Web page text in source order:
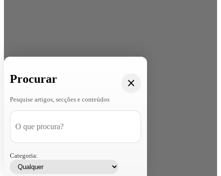
Procurar
Pesquise artigos, secções e conteúdos
Categoria: